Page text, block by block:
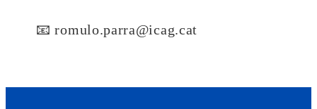
📧 romulo.parra@icag.cat